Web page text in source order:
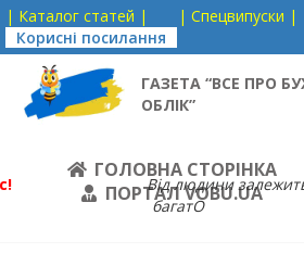
| Каталог статей |
| Спецвипуски |
Корисні посилання
ГАЗЕТА “ВСЕ ПРО
ОБЛІК”
ГОЛОВНА СТОРІНКА
ПОРТАЛ VOBU.UA
Від людини
багатО